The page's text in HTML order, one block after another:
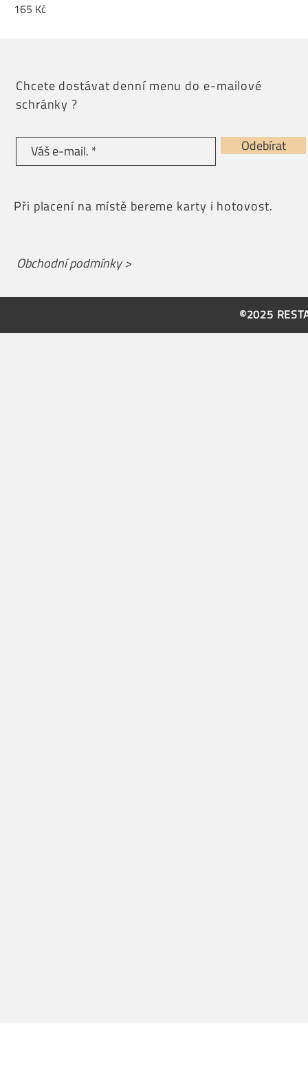
165 Kč
Chcete dostávat denní menu do e-mailové
schránky ?
Odebírat
Při placení na místě bereme karty i hotovost.
Obchodní podmínky >
©2025